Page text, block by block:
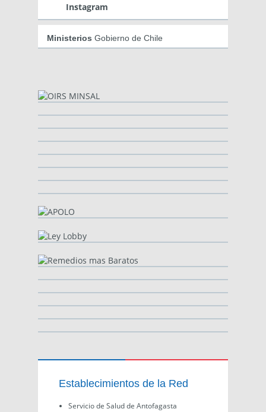
Instagram
Ministerios Gobierno de Chile
Establecimientos de la Red
Servicio de Salud de Antofagasta